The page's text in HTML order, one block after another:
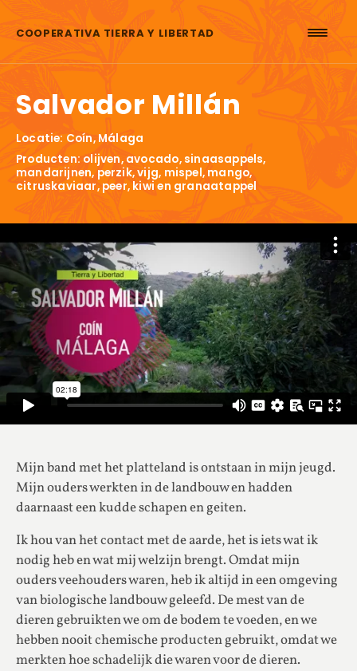
COOPERATIVA TIERRA Y LIBERTAD
Salvador Millán
Locatie: Coín, Málaga
Producten: olijven, avocado, sinaasappels,
mandarijnen, perzik, vijg, mispel, mango,
citruskaviaar, peer, kiwi en granaatappel
Mijn band met het platteland is ontstaan in mijn jeugd.
Mijn ouders werkten in de landbouw en hadden
daarnaast een kudde schapen en geiten.
Ik hou van het contact met de aarde, het is iets wat ik
nodig heb en wat mij welzijn brengt. Omdat mijn
ouders veehouders waren, heb ik altijd in een omgeving
van biologische landbouw geleefd. De mest van de
dieren gebruikten we om de bodem te voeden, en we
hebben nooit chemische producten gebruikt, omdat we
merkten hoe schadelijk die waren voor de dieren.